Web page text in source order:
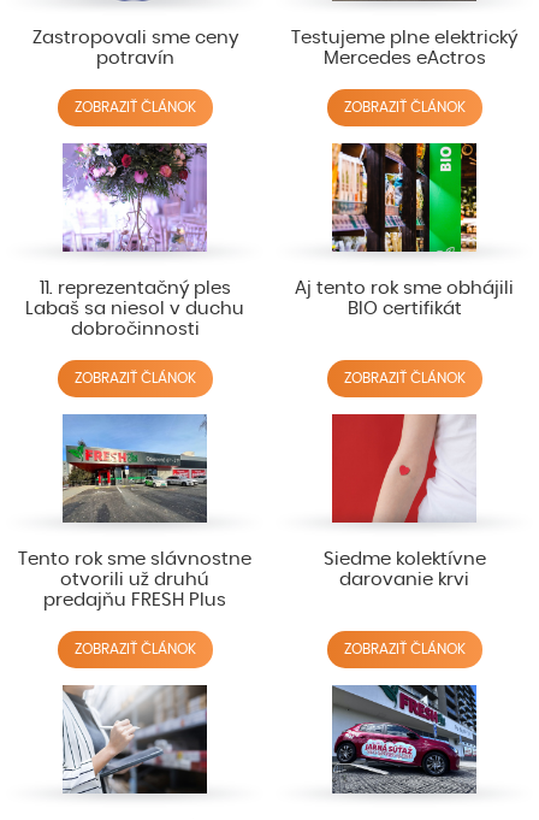
Zastropovali sme ceny
potravín
ZOBRAZIŤ ČLÁNOK
Testujeme plne elektrický
Mercedes eActros
ZOBRAZIŤ ČLÁNOK
11. reprezentačný ples
Labaš sa niesol v duchu
dobročinnosti
ZOBRAZIŤ ČLÁNOK
Aj tento rok sme obhájili
BIO certifikát
ZOBRAZIŤ ČLÁNOK
Tento rok sme slávnostne
otvorili už druhú
predajňu FRESH Plus
ZOBRAZIŤ ČLÁNOK
Siedme kolektívne
darovanie krvi
ZOBRAZIŤ ČLÁNOK